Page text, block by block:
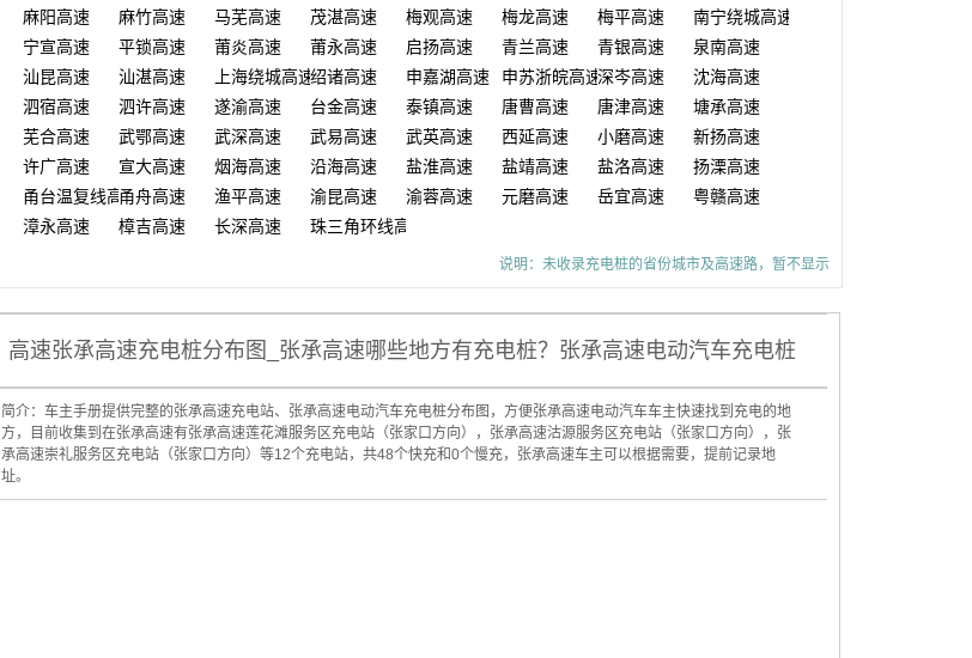
麻阳高速 麻竹高速 马芜高速 茂湛高速 梅观高速 梅龙高速 梅平高速
南宁绕城高速
宁宣高速 平锁高速 莆炎高速 莆永高速 启扬高速 青兰高速 青银高速
泉南高速
汕昆高速 汕湛高速 上海绕城高速绍诸高速 申嘉湖高速 申苏浙皖高速深岑高速
沈海高速
泗宿高速 泗许高速 遂渝高速 台金高速 泰镇高速 唐曹高速 唐津高速
塘承高速
芜合高速 武鄂高速 武深高速 武易高速 武英高速 西延高速 小磨高速
新扬高速
许广高速 宣大高速 烟海高速 沿海高速 盐淮高速 盐靖高速 盐洛高速
扬溧高速
甬台温复线高速甬舟高速 渔平高速 渝昆高速 渝蓉高速 元磨高速 岳宜高速
粤赣高速
漳永高速 樟吉高速 长深高速 珠三角环线高速
说明：未收录充电桩的省份城市及高速路，暂不显示
高速张承高速充电桩分布图_张承高速哪些地方有充电桩？张承高速电动汽车充电桩
简介：车主手册提供完整的张承高速充电站、张承高速电动汽车充电桩分布图，方便张承高速电动汽车车主快速找到充电的地
方，目前收集到在张承高速有张承高速莲花滩服务区充电站（张家口方向），张承高速沽源服务区充电站（张家口方向），张
承高速崇礼服务区充电站（张家口方向）等12个充电站，共48个快充和0个慢充，张承高速车主可以根据需要，提前记录地
址。